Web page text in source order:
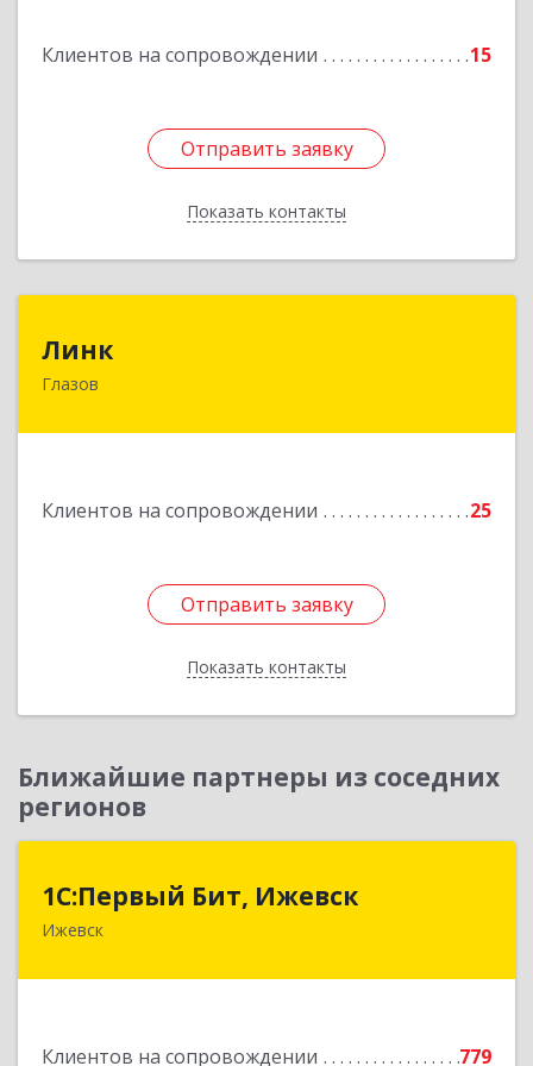
Клиентов на сопровождении 15
Отправить заявку
Показать контакты
Отправить заявку
Назад
Линк
Глазов
Клиентов на сопровождении 25
Отправить заявку
Показать контакты
Отправить заявку
Назад
Ближайшие партнеры из соседних
регионов
1С:Первый Бит, Ижевск
Ижевск
Клиентов на сопровождении 779
1С:Первый Бит, Ижевск